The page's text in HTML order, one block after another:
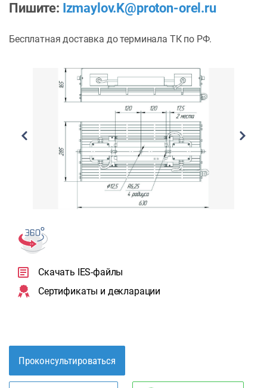
Пишите: Izmaylov.K@proton-orel.ru
Бесплатная доставка до терминала ТК по РФ.
Скачать IES-файлы
Сертификаты и декларации
Проконсультироваться